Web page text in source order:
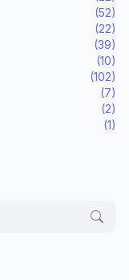
(52)
(22)
(39)
(10)
(102)
(7)
(2)
(1)